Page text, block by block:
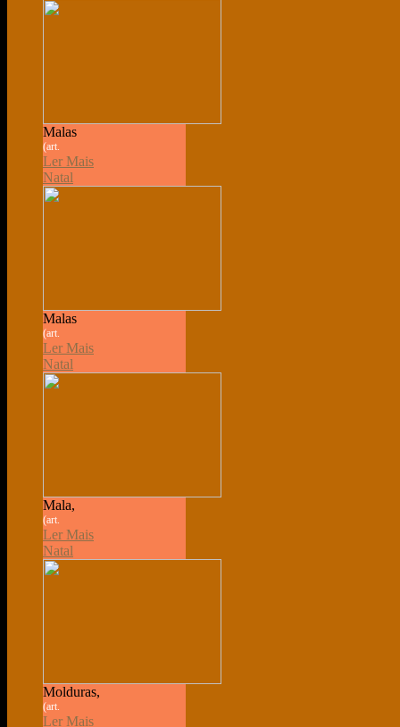
Malas
(art.
Ler Mais
Natal
Malas
(art.
Ler Mais
Natal
Mala,
(art.
Ler Mais
Natal
Molduras,
(art.
Ler Mais